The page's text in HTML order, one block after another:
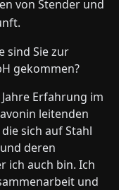
von Stender und
sind Sie zur
gekommen?
Erfahrung im
leitenden
sich auf Stahl
deren
ich auch bin. Ich
und